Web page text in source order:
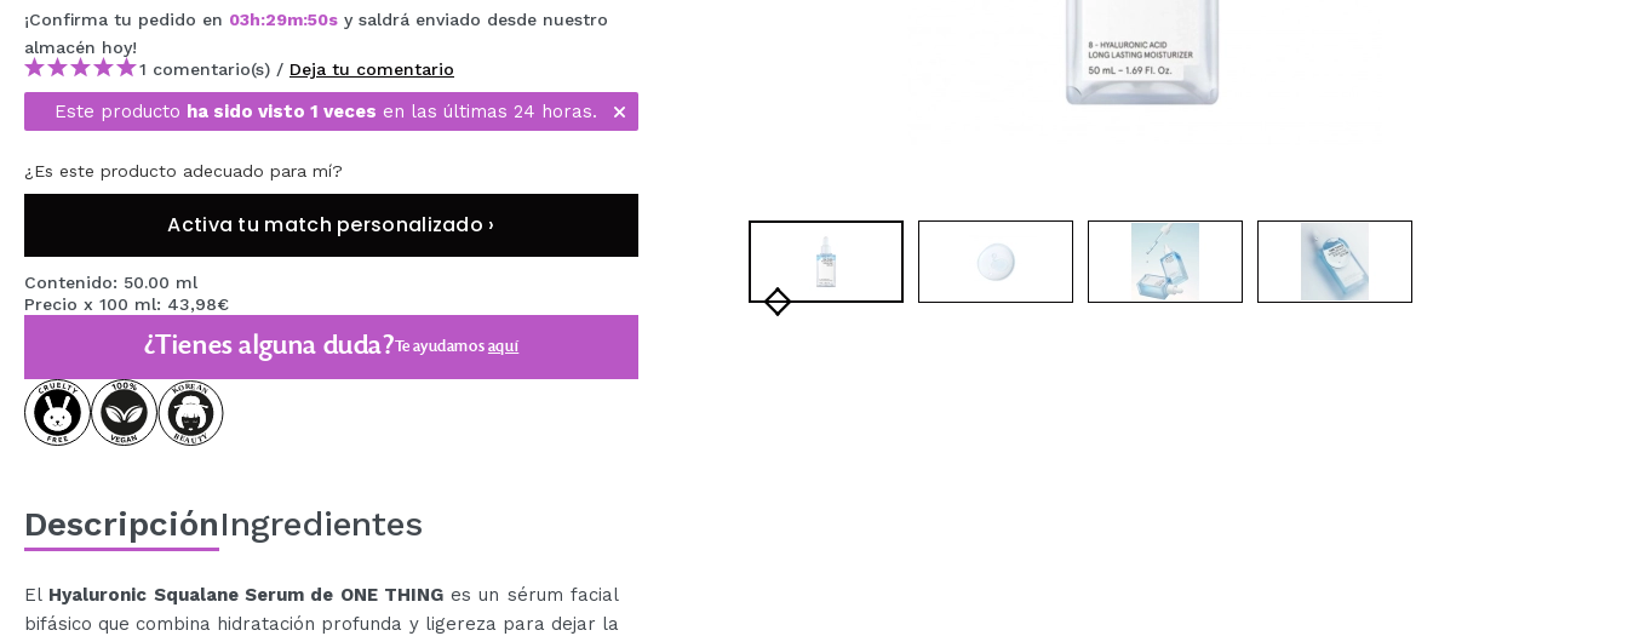
MAQUIFARMA
KOREA ZONE
TRAVEL SIZE
NATURE
OFERTAS
OUTLET
¡HAN VUELTO!
PRÓXIMAMENTE
BLOG
CREAR CUENTA
¡Confirma tu pedido en 03h:29m:49s y saldrá enviado desde nuestro
almacén hoy!
1 comentario(s) / Deja tu comentario
Este producto ha sido visto 1 veces en las últimas 24 horas.
¿Es este producto adecuado para mí?
Activa tu match personalizado ›
Contenido: 50.00 ml
Precio x 100 ml: 43,98€
¿Tienes alguna duda?Te ayudamosaquí
DescripciónIngredientes
El Hyaluronic Squalane Serum de ONE THINGes un sérum facial
bifásico que combina hidratación profunda y ligereza para dejar la